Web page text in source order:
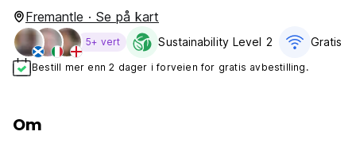
Fremantle · Se på kart
5+ vert Sustainability Level 2 Gratis
Bestill mer enn 2 dager i forveien for gratis avbestilling.
Om